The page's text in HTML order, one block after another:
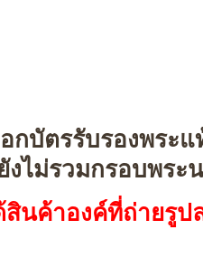
กบัตรรับรองพระ
งไม่รวมกรอบพระ
สินค้าองค์ที่ถ่ายรู